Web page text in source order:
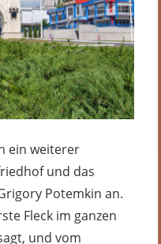
ein weiterer
und das
Potemkin an.
Fleck im ganzen
und vom